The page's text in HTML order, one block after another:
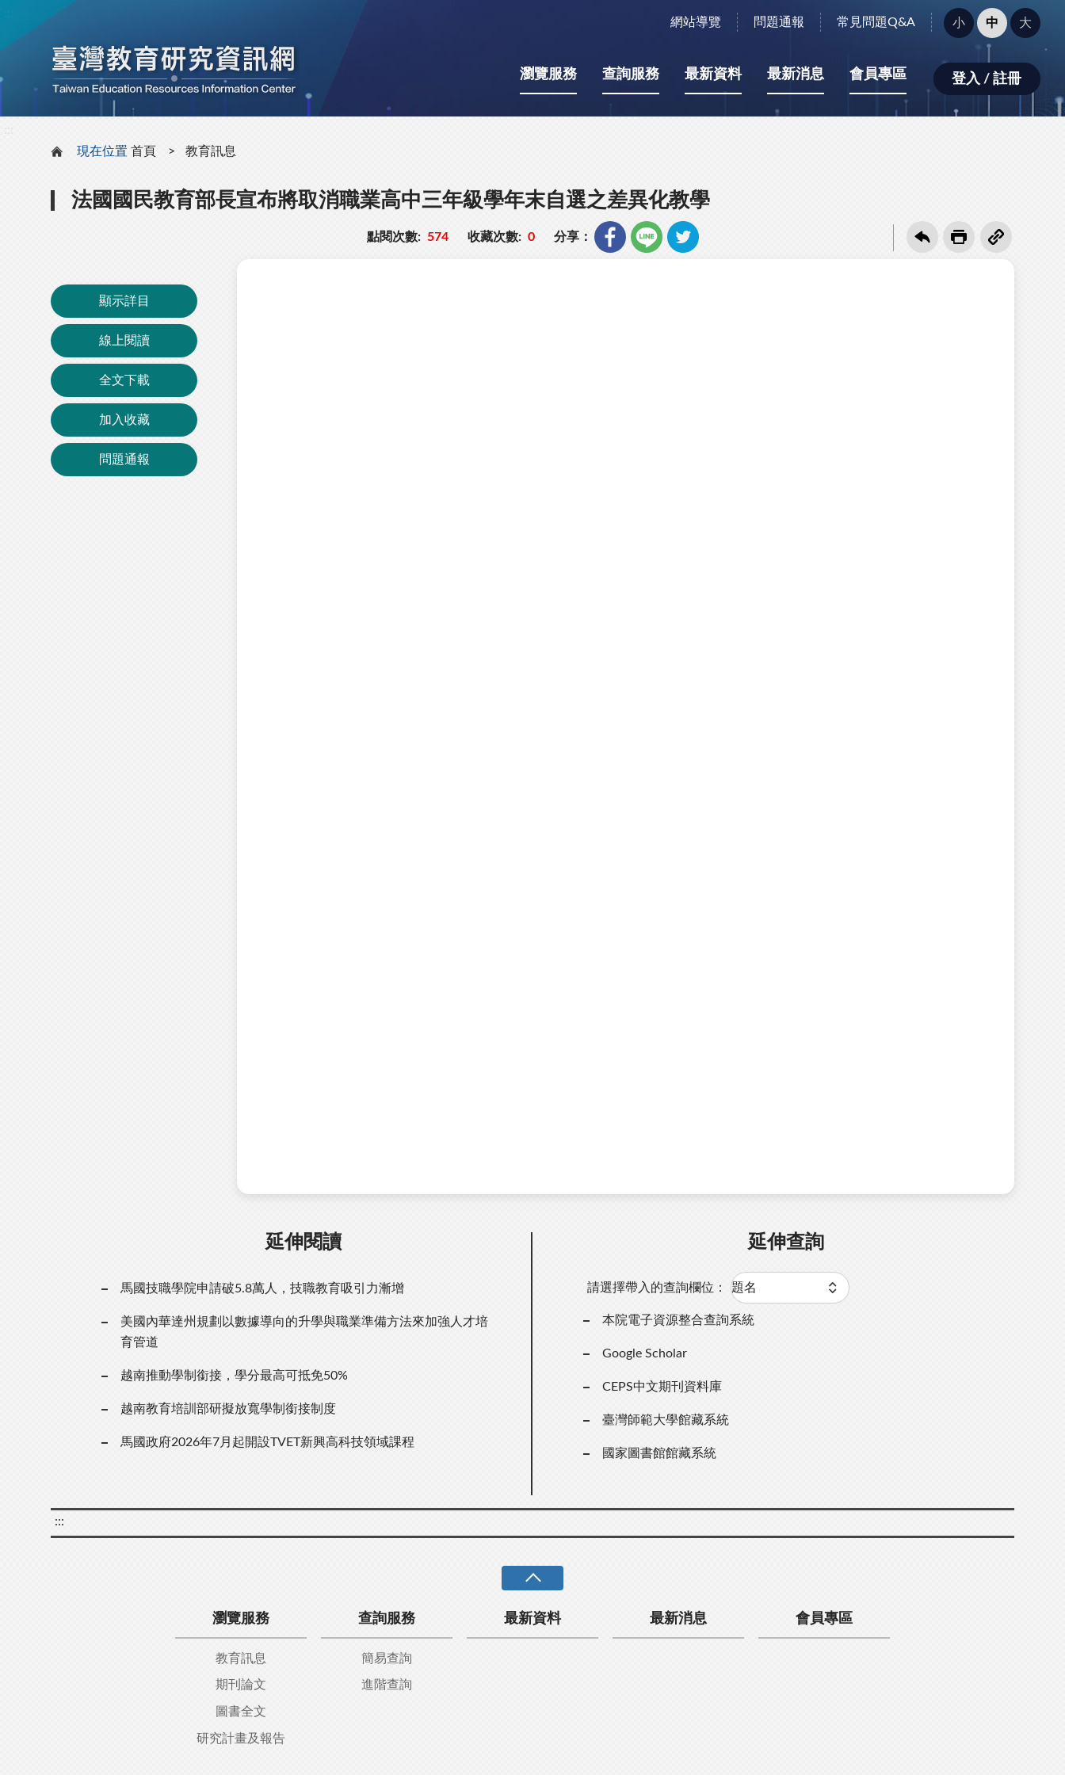
網站導覽 問題通報 常見問題Q&A
字
型
小：
小 中 大
瀏覽服務 查詢服務 最新資料 最新消息 會員專區 登入 / 註冊
現在位置 首頁 教育訊息
法國國民教育部長宣布將取消職業高中三年級學年末自選之差異化教學
點閱次數: 574 收藏次數: 0 分享：
顯示詳目
線上閱讀
全文下載
加入收藏
問題通報
延伸閱讀
馬國技職學院申請破5.8萬人，技職教育吸引力漸增
美國內華達州規劃以數據導向的升學與職業準備方法來加強人才培
育管道
越南推動學制銜接，學分最高可抵免50%
越南教育培訓部研擬放寬學制銜接制度
馬國政府2026年7月起開設TVET新興高科技領域課程
延伸查詢
請選擇帶入的查詢欄位：
本院電子資源整合查詢系統
Google Scholar
CEPS中文期刊資料庫
臺灣師範大學館藏系統
國家圖書館館藏系統
:::
瀏覽服務
教育訊息
期刊論文
圖書全文
研究計畫及報告
查詢服務
簡易查詢
進階查詢
最新資料 最新消息 會員專區